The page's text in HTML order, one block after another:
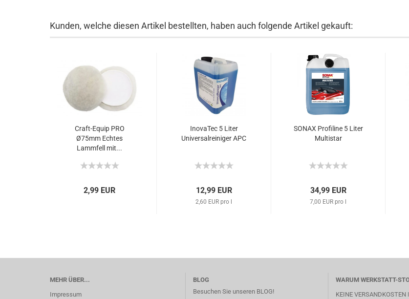
Kunden, welche diesen Artikel bestellten, haben auch folgende Artikel gekauft:
Craft-Equip PRO
Ø75mm Echtes
Lammfell mit...
2,99 EUR
InovaTec 5 Liter
Universalreiniger APC
12,99 EUR
2,60 EUR pro l
SONAX Profiline 5 Liter
Multistar
34,99 EUR
7,00 EUR pro l
MEHR ÜBER...
Impressum
BLOG
Besuchen Sie unseren BLOG!
WARUM WERKSTATT-
KEINE VERSANDKOSTEN